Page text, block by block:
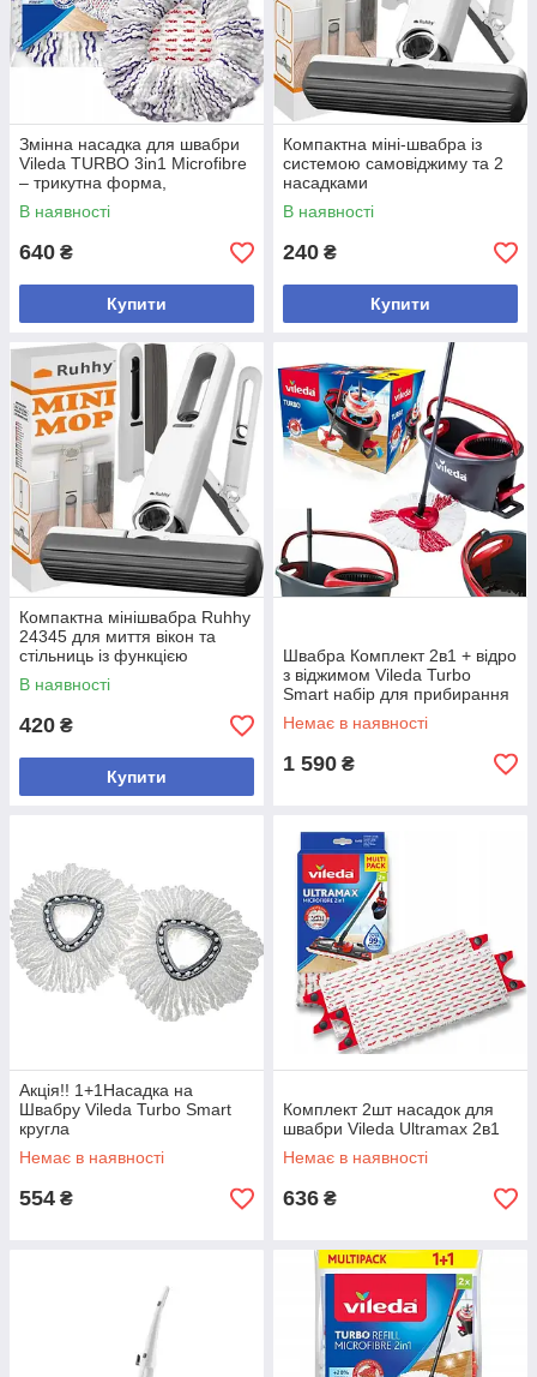
Змінна насадка для швабри
Vileda TURBO 3in1 Microfibre
– трикутна форма,
мікрофібра, машинне прання
В наявності
640 ₴
Купити
Компактна міні-швабра із
системою самовіджиму та 2
насадками
В наявності
240 ₴
Купити
Компактна мінішвабра Ruhhy
24345 для миття вікон та
стільниць із функцією
самовіджиму та 2 змінними
насадками біла
В наявності
420 ₴
Купити
Швабра Комплект 2в1 + відро
з віджимом Vileda Turbo
Smart набір для прибирання
Немає в наявності
1 590 ₴
Акція!! 1+1Насадка на
Швабру Vileda Turbo Smart
кругла
Немає в наявності
554 ₴
Комплект 2шт насадок для
швабри Vileda Ultramax 2в1
Немає в наявності
636 ₴